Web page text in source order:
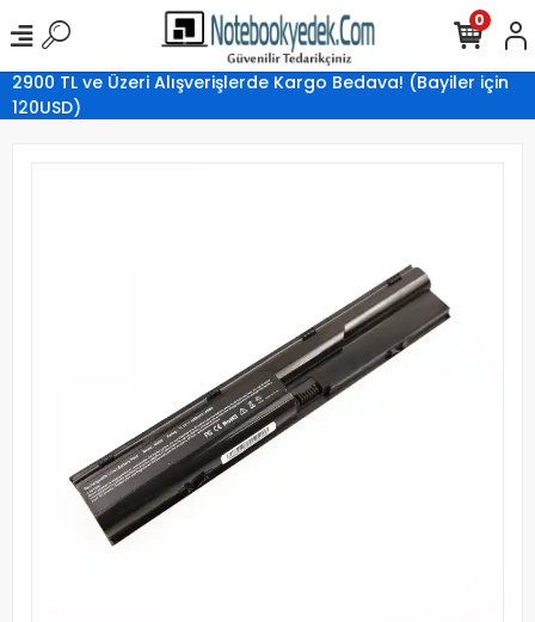
2900 TL ve Üzeri Alışverişlerde Kargo Bedava! (Bayiler için
120USD)
0